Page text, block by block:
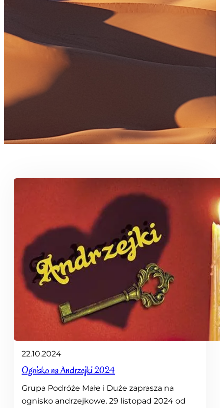
22.10.2024
Ognisko na Andrzejki 2024
Grupa Podróże Małe i Duże zaprasza na
ognisko andrzejkowe. 29 listopad 2024 od